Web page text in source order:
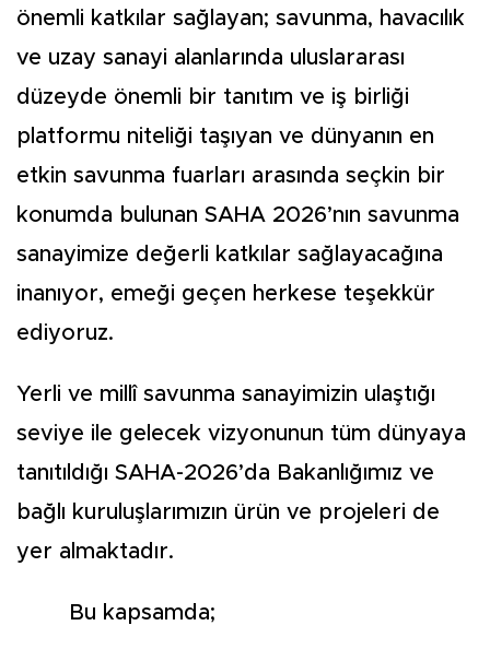
önemli katkılar sağlayan; savunma, havacılık
ve uzay sanayi alanlarında uluslararası
düzeyde önemli bir tanıtım ve iş birliği
platformu niteliği taşıyan ve dünyanın en
etkin savunma fuarları arasında seçkin bir
konumda bulunan SAHA 2026’nın savunma
sanayimize değerli katkılar sağlayacağına
inanıyor, emeği geçen herkese teşekkür
ediyoruz.
Yerli ve millî savunma sanayimizin ulaştığı
seviye ile gelecek vizyonunun tüm dünyaya
tanıtıldığı SAHA-2026’da Bakanlığımız ve
bağlı kuruluşlarımızın ürün ve projeleri de
yer almaktadır.
Bu kapsamda;